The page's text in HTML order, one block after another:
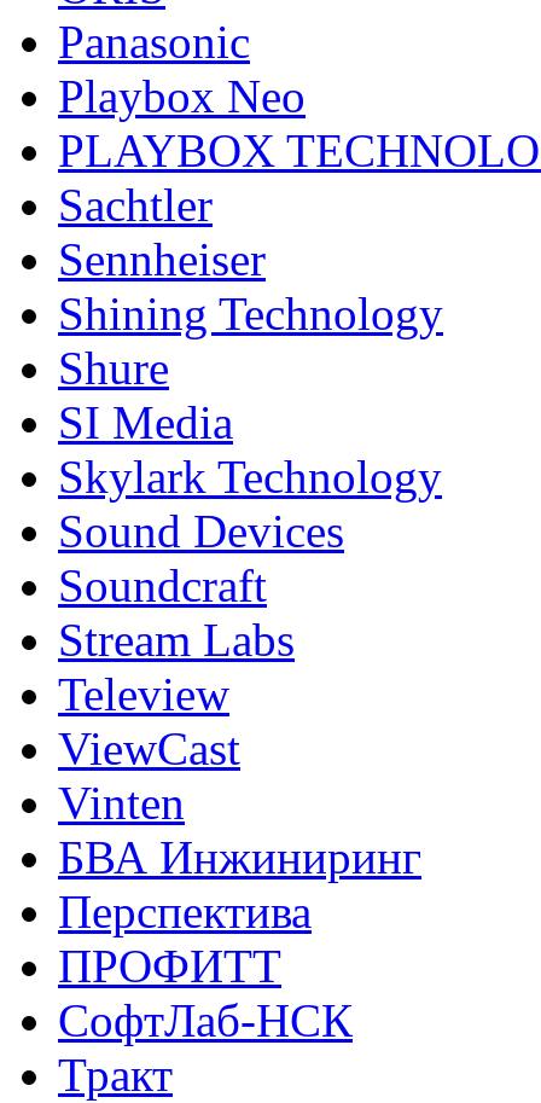
Panasonic
Playbox Neo
PLAYBOX
Sachtler
Sennheiser
Shining Technology
Shure
SI Media
Skylark Technology
Sound Devices
Soundcraft
Stream Labs
Teleview
ViewCast
Vinten
БВА Инжиниринг
Перспектива
ПРОФИТТ
СофтЛаб-НСК
Тракт